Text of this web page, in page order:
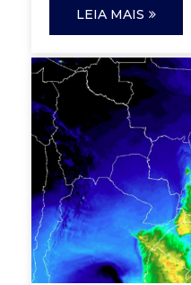
LEIA MAIS